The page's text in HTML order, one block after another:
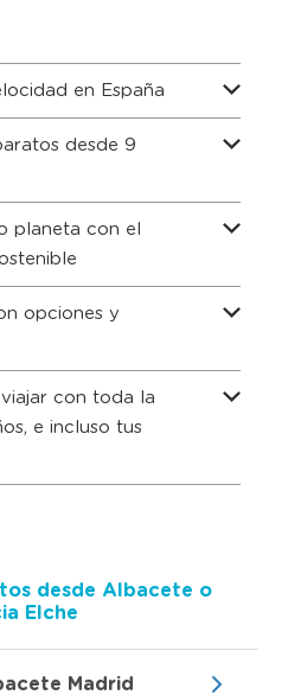
en España
desde 9
planeta con el
opciones y
con toda la
e incluso tus
desde Albacete o
Elche
Madrid